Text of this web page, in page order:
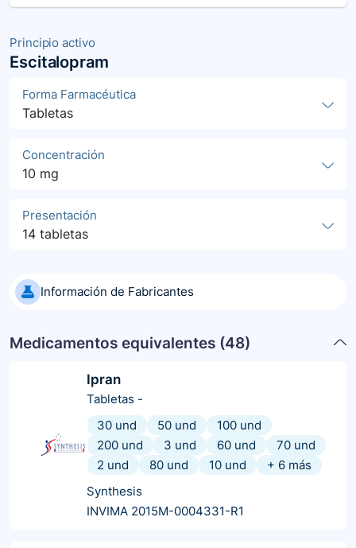
Principio activo
Escitalopram
Forma Farmacéutica
Tabletas
Concentración
10 mg
Presentación
14 tabletas
Información de Fabricantes
Medicamentos equivalentes (48)
Ipran
Tabletas -
30 und
50 und
100 und
200 und
3 und 60 und
70 und
2 und
80 und 10 und + 6 más
Synthesis
INVIMA 2015M-0004331-R1